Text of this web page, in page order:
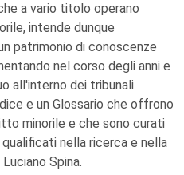
a vario titolo operano
intende dunque
patrimonio di conoscenze
nel corso degli anni e
all'interno dei tribunali.
e un Glossario che offrono
minorile e che sono curati
nella ricerca e nella
Spina.